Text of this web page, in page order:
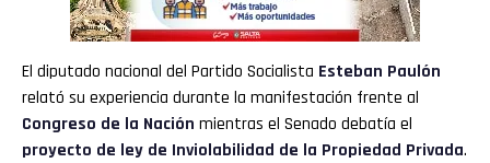
El diputado nacional del Partido Socialista Esteban Paulón
relató su experiencia durante la manifestación frente al
Congreso de la Nación mientras el Senado debatía el
proyecto de ley de Inviolabilidad de la Propiedad Privada.